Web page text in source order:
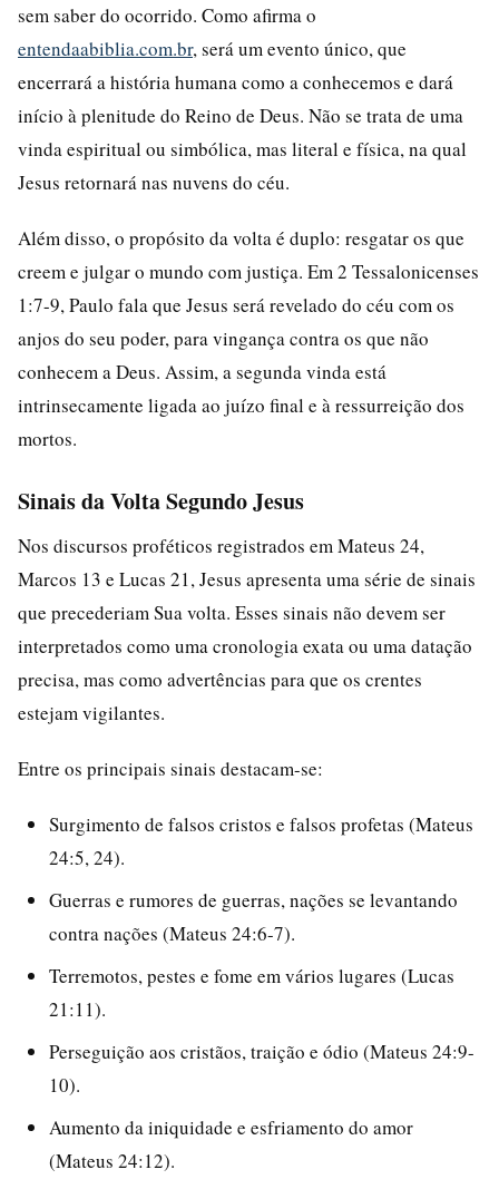
sem saber do ocorrido. Como afirma o
entendaabiblia.com.br, será um evento único, que
encerrará a história humana como a conhecemos e dará
início à plenitude do Reino de Deus. Não se trata de uma
vinda espiritual ou simbólica, mas literal e física, na qual
Jesus retornará nas nuvens do céu.
Além disso, o propósito da volta é duplo: resgatar os que
creem e julgar o mundo com justiça. Em 2 Tessalonicenses
1:7-9, Paulo fala que Jesus será revelado do céu com os
anjos do seu poder, para vingança contra os que não
conhecem a Deus. Assim, a segunda vinda está
intrinsecamente ligada ao juízo final e à ressurreição dos
mortos.
Sinais da Volta Segundo Jesus
Nos discursos proféticos registrados em Mateus 24,
Marcos 13 e Lucas 21, Jesus apresenta uma série de sinais
que precederiam Sua volta. Esses sinais não devem ser
interpretados como uma cronologia exata ou uma datação
precisa, mas como advertências para que os crentes
estejam vigilantes.
Entre os principais sinais destacam-se:
Surgimento de falsos cristos e falsos profetas (Mateus
24:5, 24).
Guerras e rumores de guerras, nações se levantando
contra nações (Mateus 24:6-7).
Terremotos, pestes e fome em vários lugares (Lucas
21:11).
Perseguição aos cristãos, traição e ódio (Mateus 24:9-
10).
Aumento da iniquidade e esfriamento do amor
(Mateus 24:12).